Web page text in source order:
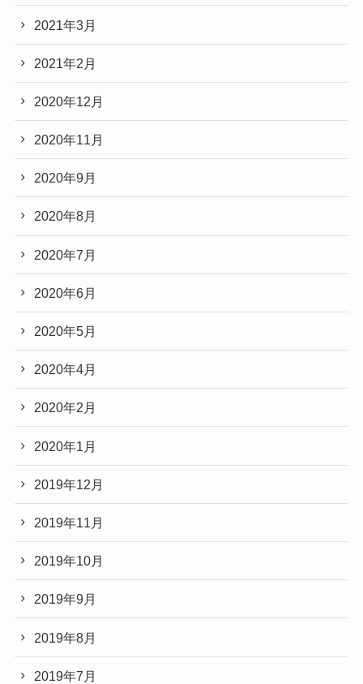
2021年3月
2021年2月
2020年12月
2020年11月
2020年9月
2020年8月
2020年7月
2020年6月
2020年5月
2020年4月
2020年2月
2020年1月
2019年12月
2019年11月
2019年10月
2019年9月
2019年8月
2019年7月